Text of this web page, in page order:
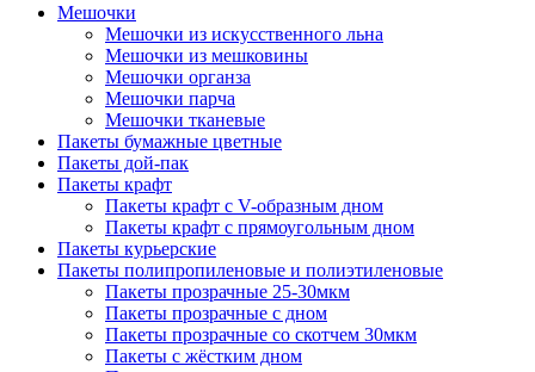
Мешочки
Мешочки из искусственного льна
Мешочки из мешковины
Мешочки органза
Мешочки парча
Мешочки тканевые
Пакеты бумажные цветные
Пакеты дой-пак
Пакеты крафт
Пакеты крафт с V-образным дном
Пакеты крафт с прямоугольным дном
Пакеты курьерские
Пакеты полипропиленовые и полиэтиленовые
Пакеты прозрачные 25-30мкм
Пакеты прозрачные с дном
Пакеты прозрачные со скотчем 30мкм
Пакеты с жёстким дном